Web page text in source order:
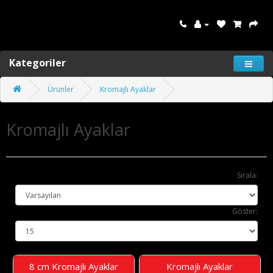
Kategoriler
Ürünler Kromajlı Ayaklar
Kromajlı Ayaklar
Sırala:
Göster:
8 cm Kromajlı Ayaklar Kromajlı Ayaklar